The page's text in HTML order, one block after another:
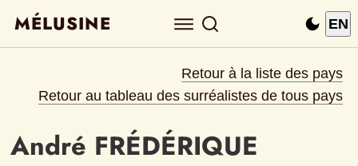
MÉLUSINE EN
Retour à la liste des pays
Retour au tableau des surréalistes de tous pays
André FRÉDÉRIQUE